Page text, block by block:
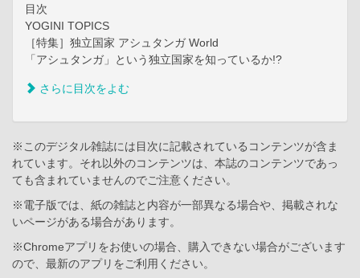
目次
YOGINI TOPICS
［特集］独立国家 アシュタンガ World
「アシュタンガ」という独立国家を知っているか!?
さらに目次をよむ
※このデジタル雑誌には目次に記載されているコンテンツが含ま
れています。それ以外のコンテンツは、本誌のコンテンツであっ
ても含まれていませんのでご注意ください。
※電子版では、紙の雑誌と内容が一部異なる場合や、掲載されな
いページがある場合があります。
※Chromeアプリをお使いの場合、購入できない場合がございます
ので、最新のアプリをご利用ください。